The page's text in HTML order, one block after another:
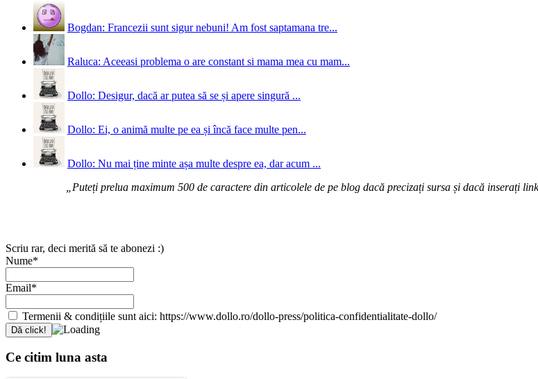
Bogdan: Francezii sunt sigur nebuni! Am fost saptamana tre...
Raluca: Aceeasi problema o are constant si mama mea cu mam...
Dollo: Desigur, dacă ar putea să se și apere singură ...
Dollo: Ei, o animă multe pe ea și încă face multe pen...
Dollo: Nu mai ține minte așa multe despre ea, dar acum ...
„Puteți prelua maximum 500 de caractere din articolele de pe blog dacă precizați sursa și dacă inserați
Scriu rar, deci merită să te abonezi :)
Nume*
Email*
Termenii & condițiile sunt aici: https://www.dollo.ro/dollo-press/politica-confidentialitate-dollo/
Ce citim luna asta